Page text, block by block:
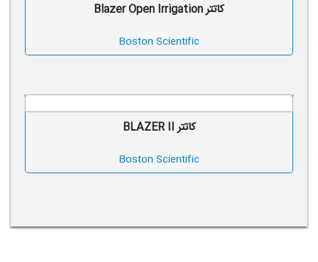
کاتتر Blazer Open Irrigation
Boston Scientific
کاتتر BLAZER II
Boston Scientific